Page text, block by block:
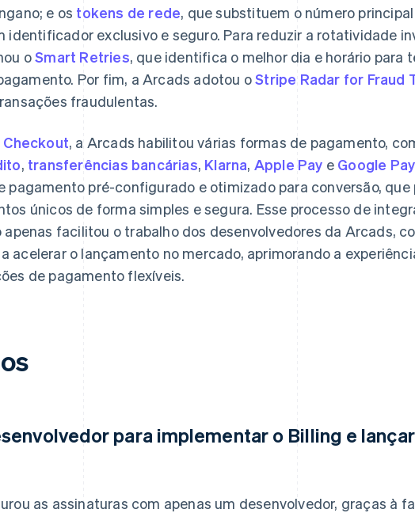
e os tokens de rede, que substituem o número
identificador exclusivo e seguro. Para reduzir a rotatividade
oSmart Retries, que identifica o melhor dia e horário para
Por fim, a Arcads adotou oStripe Radar for Fraud
fraudulentas.
, a Arcads habilitou várias formas de pagamento,
, transferências bancárias, Klarna, Apple Pay e Google Pay
pagamento pré-configurado e otimizado para conversão, que
únicos de forma simples e segura. Esse processo de
facilitou o trabalho dos desenvolvedores da Arcads,
acelerar o lançamento no mercado, aprimorando a
de pagamento flexíveis.
para implementar o Billing e
as assinaturas com apenas um desenvolvedor, graças à